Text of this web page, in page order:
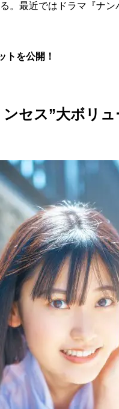
。最近ではドラマ『ナ
トを公開！
セス”大ボリ